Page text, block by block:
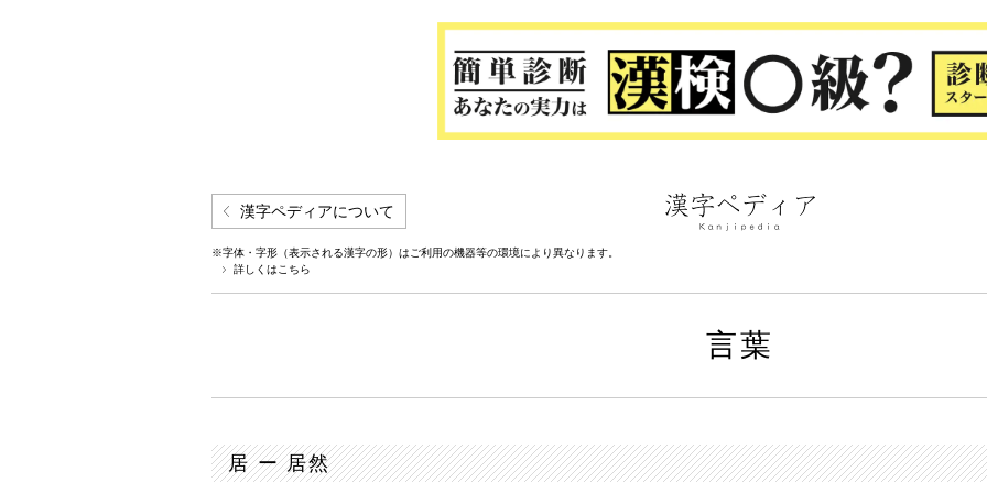
漢字ペディアについて
※字体・字形（表示される漢字の形）はご利用の機器等の環境により異なります。
詳しくはこちら
言葉
居 ー 居然